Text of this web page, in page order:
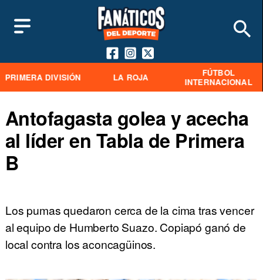
PRIMERA DIVISIÓN LA ROJA
FÚTBOL
INTERNACIONAL
Antofagasta golea y acecha
al líder en Tabla de Primera
B
Los pumas quedaron cerca de la cima tras vencer
al equipo de Humberto Suazo. Copiapó ganó de
local contra los aconcagüinos.